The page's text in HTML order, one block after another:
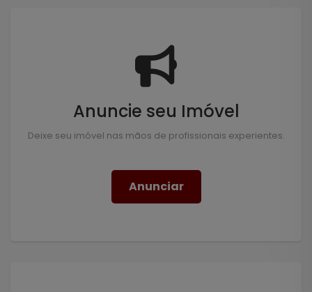
Anuncie seu Imóvel
Deixe seu imóvel nas mãos de profissionais experientes.
Anunciar